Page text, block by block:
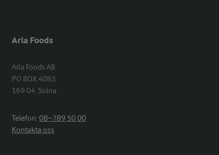
Arla Foods
Arla Foods AB
PO BOX 4083
169 04  Solna
Telefon:08−789 50 00
Kontakta oss